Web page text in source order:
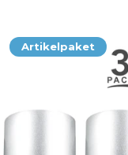
Artikelpaket